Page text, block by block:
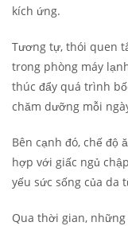
kích ứng.
Tương tự, thói quen
trong phòng máy
thúc đẩy quá trình
chăm dưỡng mỗi
Bên cạnh đó, chế độ
hợp với giấc ngủ
yếu sức sống của da
Qua thời gian,